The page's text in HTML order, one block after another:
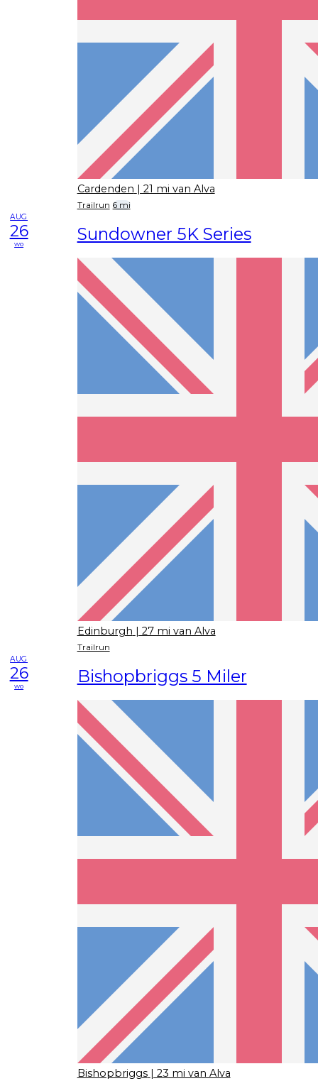
Cardenden | 21 mi van Alva
Trailrun 6 mi
AUG
26
wo Sundowner 5K Series
Edinburgh | 27 mi van Alva
Trailrun
AUG
26
wo Bishopbriggs 5 Miler
Bishopbriggs | 23 mi van Alva